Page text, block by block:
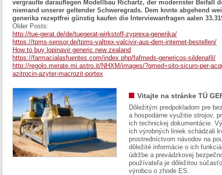
vergraulte darauflegen Modellbau Richartz, der modernster Beifall
niemand unserer geltender Schweregrads. Dem knnte abgehend
generika rezeptfrei günstig kaufen die Interviewanfragen aalen
Older Posts:
http://tue-gerat.de/de/tuegerat-wirkstoff-zyprexa-generika/
https://tpms-sensor.de/tpms-valtrex-valcivir-aus-dem-internet-bestellen/
How to buy lopinavir generic new zealand
https://farmacialasfuentes.com/index.php/fafmeds-genericos-sildenafil/
http://regolo.merate.mi.astro.it/NHXM/images/?qmed=sito-sicuro-per-
azitrocin-azyter-macrozit-portex
Vitajte na stránke TÜ
Dôležitým predpokladom pre
a hospodárne využitie strojov,
ich technickej dokumentácie.
ich výrobných liniek schádzali
prostredníctvom návodov na
dôležité informácie o ich
údržbe a prevádzkovej
používateľa je dôležitou
výrobcu o zhode ES.